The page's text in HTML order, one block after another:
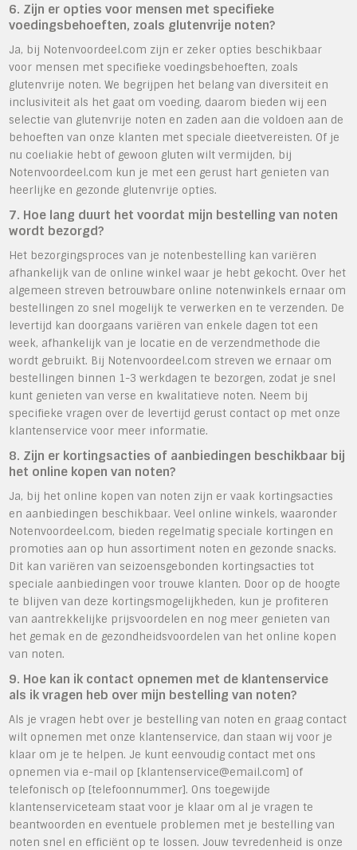
6. Zijn er opties voor mensen met specifieke
voedingsbehoeften, zoals glutenvrije noten?
Ja, bij Notenvoordeel.com zijn er zeker opties beschikbaar
voor mensen met specifieke voedingsbehoeften, zoals
glutenvrije noten. We begrijpen het belang van diversiteit en
inclusiviteit als het gaat om voeding, daarom bieden wij een
selectie van glutenvrije noten en zaden aan die voldoen aan de
behoeften van onze klanten met speciale dieetvereisten. Of je
nu coeliakie hebt of gewoon gluten wilt vermijden, bij
Notenvoordeel.com kun je met een gerust hart genieten van
heerlijke en gezonde glutenvrije opties.
7. Hoe lang duurt het voordat mijn bestelling van noten
wordt bezorgd?
Het bezorgingsproces van je notenbestelling kan variëren
afhankelijk van de online winkel waar je hebt gekocht. Over het
algemeen streven betrouwbare online notenwinkels ernaar om
bestellingen zo snel mogelijk te verwerken en te verzenden. De
levertijd kan doorgaans variëren van enkele dagen tot een
week, afhankelijk van je locatie en de verzendmethode die
wordt gebruikt. Bij Notenvoordeel.com streven we ernaar om
bestellingen binnen 1-3 werkdagen te bezorgen, zodat je snel
kunt genieten van verse en kwalitatieve noten. Neem bij
specifieke vragen over de levertijd gerust contact op met onze
klantenservice voor meer informatie.
8. Zijn er kortingsacties of aanbiedingen beschikbaar bij
het online kopen van noten?
Ja, bij het online kopen van noten zijn er vaak kortingsacties
en aanbiedingen beschikbaar. Veel online winkels, waaronder
Notenvoordeel.com, bieden regelmatig speciale kortingen en
promoties aan op hun assortiment noten en gezonde snacks.
Dit kan variëren van seizoensgebonden kortingsacties tot
speciale aanbiedingen voor trouwe klanten. Door op de hoogte
te blijven van deze kortingsmogelijkheden, kun je profiteren
van aantrekkelijke prijsvoordelen en nog meer genieten van
het gemak en de gezondheidsvoordelen van het online kopen
van noten.
9. Hoe kan ik contact opnemen met de klantenservice
als ik vragen heb over mijn bestelling van noten?
Als je vragen hebt over je bestelling van noten en graag contact
wilt opnemen met onze klantenservice, dan staan wij voor je
klaar om je te helpen. Je kunt eenvoudig contact met ons
opnemen via e-mail op [klantenservice@email.com] of
telefonisch op [telefoonnummer]. Ons toegewijde
klantenserviceteam staat voor je klaar om al je vragen te
beantwoorden en eventuele problemen met je bestelling van
noten snel en efficiënt op te lossen. Jouw tevredenheid is onze